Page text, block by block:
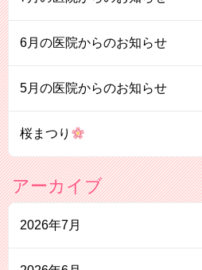
6月の医院からのお知らせ
5月の医院からのお知らせ
桜まつり
アーカイブ
2026年7月